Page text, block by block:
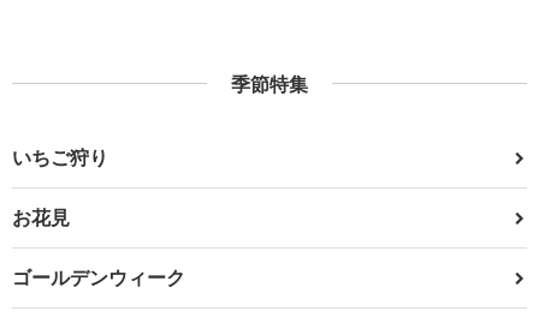
季節特集
いちご狩り
お花見
ゴールデンウィーク